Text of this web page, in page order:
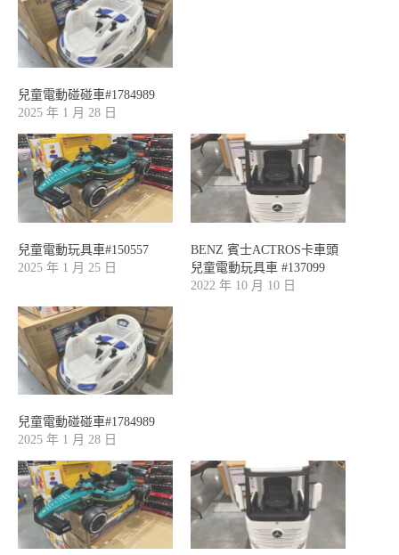
兒童電動碰碰車#1784989
2025 年 1 月 28 日
兒童電動玩具車#150557
2025 年 1 月 25 日
BENZ 賓士ACTROS卡車頭
兒童電動玩具車 #137099
2022 年 10 月 10 日
兒童電動碰碰車#1784989
2025 年 1 月 28 日